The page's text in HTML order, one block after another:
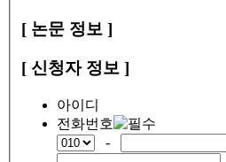
[ 논문 정보 ]
[ 신청자 정보 ]
아이디
전화번호
-